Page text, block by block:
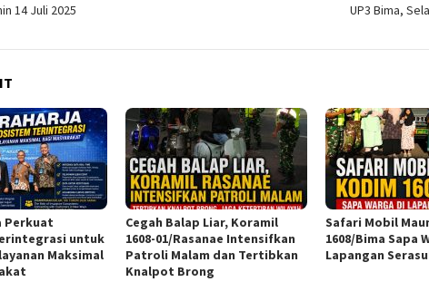
14 Juli 2025
UP3 Bima,
Perkuat
untuk
Maksimal
Cegah Balap Liar, Koramil
1608-01/Rasanae Intensifkan
Patroli Malam dan Tertibkan
Knalpot Brong
Safari Mobil
1608/Bima Sapa
Lapangan